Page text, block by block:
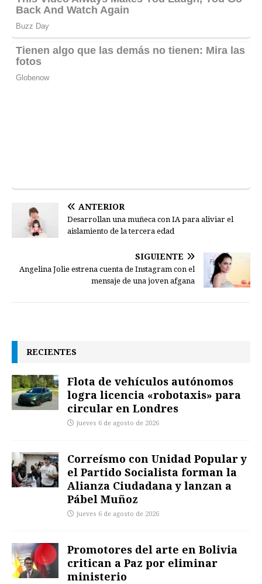
ANTERIOR
Desarrollan una muñeca con IA para aliviar el
aislamiento de la tercera edad
SIGUIENTE
Angelina Jolie estrena cuenta de Instagram con el
mensaje de una joven afgana
RECIENTES
Flota de vehículos autónomos
logra licencia «robotaxis» para
circular en Londres
jueves 6 de agosto de 2026
Correísmo con Unidad Popular y
el Partido Socialista forman la
Alianza Ciudadana y lanzan a
Pábel Muñoz
jueves 6 de agosto de 2026
Promotores del arte en Bolivia
critican a Paz por eliminar
ministerio